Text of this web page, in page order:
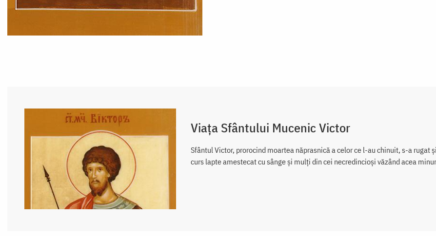
Viața Sfântului Mucenic Victor
Sfântul Victor, prorocind moartea năprasnică a celor ce l-au chinuit, s-a
curs lapte amestecat cu sânge și mulți din cei necredincioși văzând acea